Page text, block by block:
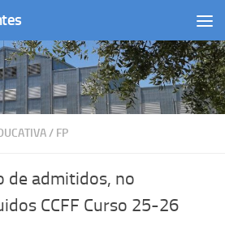
/ FP
de admitidos, no
CCFF Curso 25-26